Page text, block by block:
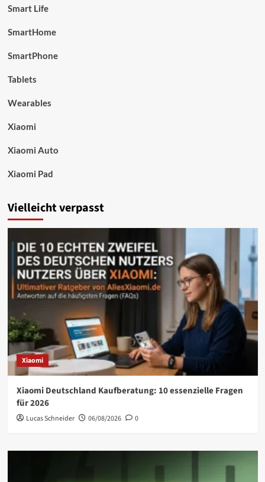
Smart Life
SmartHome
SmartPhone
Tablets
Wearables
Xiaomi
Xiaomi Auto
Xiaomi Pad
Vielleicht verpasst
Xiaomi
Xiaomi Deutschland Kaufberatung: 10 essenzielle Fragen
für 2026
Lucas Schneider 06/08/2026 0